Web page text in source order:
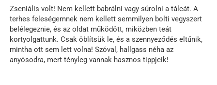
Zseniális volt! Nem kellett babrálni vagy súrolni a tálcát. A
terhes feleségemnek nem kellett semmilyen bolti vegyszert
belélegeznie, és az oldat működött, miközben teát
kortyolgattunk. Csak öblítsük le, és a szennyeződés eltűnik,
mintha ott sem lett volna! Szóval, hallgass néha az
anyósodra, mert tényleg vannak hasznos tippjeik!